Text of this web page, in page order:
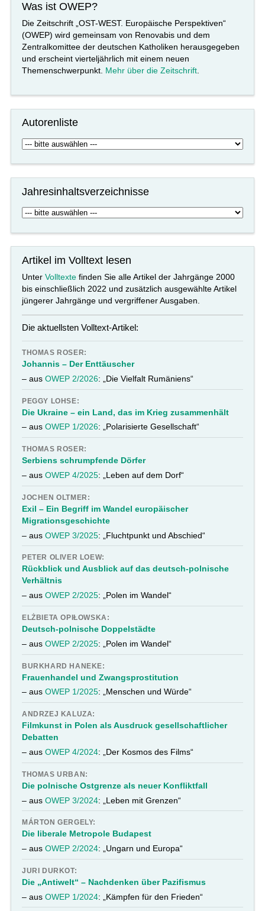
Was ist OWEP?
Die Zeitschrift „OST-WEST. Europäische Perspektiven“
(OWEP) wird gemeinsam von Renovabis und dem
Zentralkomittee der deutschen Katholiken herausgegeben
und erscheint vierteljährlich mit einem neuen
Themenschwerpunkt. Mehr über die Zeitschrift.
Autorenliste
Jahresinhaltsverzeichnisse
Artikel im Volltext lesen
UnterVolltexte finden Sie alle Artikel der Jahrgänge 2000
bis einschließlich 2022 und zusätzlich ausgewählte Artikel
jüngerer Jahrgänge und vergriffener Ausgaben.
Die aktuellsten Volltext-Artikel:
THOMAS ROSER:
Johannis – Der Enttäuscher
– ausOWEP 2/2026: „Die Vielfalt Rumäniens“
PEGGY LOHSE:
Die Ukraine – ein Land, das im Krieg zusammenhält
– ausOWEP 1/2026: „Polarisierte Gesellschaft“
THOMAS ROSER:
Serbiens schrumpfende Dörfer
– ausOWEP 4/2025: „Leben auf dem Dorf“
JOCHEN OLTMER:
Exil – Ein Begriff im Wandel europäischer
Migrationsgeschichte
– ausOWEP 3/2025: „Fluchtpunkt und Abschied“
PETER OLIVER LOEW:
Rückblick und Ausblick auf das deutsch-polnische
Verhältnis
– ausOWEP 2/2025: „Polen im Wandel“
ELŻBIETA OPIŁOWSKA:
Deutsch-polnische Doppelstädte
– ausOWEP 2/2025: „Polen im Wandel“
BURKHARD HANEKE:
Frauenhandel und Zwangsprostitution
– ausOWEP 1/2025: „Menschen und Würde“
ANDRZEJ KALUZA:
Filmkunst in Polen als Ausdruck gesellschaftlicher
Debatten
– ausOWEP 4/2024: „Der Kosmos des Films“
THOMAS URBAN:
Die polnische Ostgrenze als neuer Konfliktfall
– ausOWEP 3/2024: „Leben mit Grenzen“
MÁRTON GERGELY:
Die liberale Metropole Budapest
– ausOWEP 2/2024: „Ungarn und Europa“
JURI DURKOT:
Die „Antiwelt“ – Nachdenken über Pazifismus
– ausOWEP 1/2024: „Kämpfen für den Frieden“